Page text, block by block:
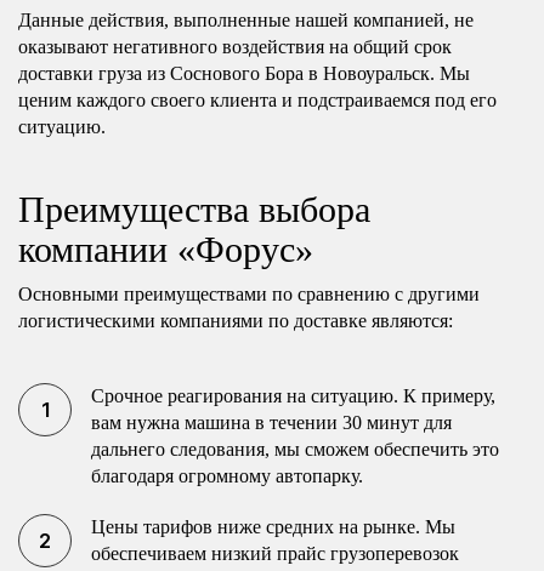
Данные действия, выполненные нашей компанией, не
оказывают негативного воздействия на общий срок
доставки груза из Соснового Бора в Новоуральск. Мы
ценим каждого своего клиента и подстраиваемся под его
ситуацию.
Преимущества выбора
компании «Форус»
Основными преимуществами по сравнению с другими
логистическими компаниями по доставке являются:
Срочное реагирования на ситуацию. К примеру,
вам нужна машина в течении 30 минут для
дальнего следования, мы сможем обеспечить это
благодаря огромному автопарку.
Цены тарифов ниже средних на рынке. Мы
обеспечиваем низкий прайс грузоперевозок